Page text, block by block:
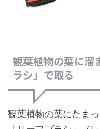
観葉植物の葉に溜
ラシ」で取る
観葉植物の葉にたま